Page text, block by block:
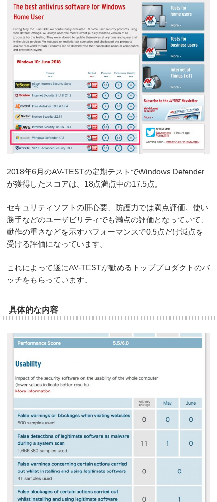
2018年6月のAV-TESTの定期テストでWindows Defender
が獲得したスコアは、18点満点中の17.5点。
セキュリティソフトの肝心要、防護力では満点評価。使い
勝手などのユーザビリティでも満点の評価となっていて、
動作の重さなどを示すパフォーマンスで0.5点だけ減点を
受ける評価になっています。
これによって遂にAV-TESTが勧めるトッププロダクトのバ
ッチをもらっています。
具体的な内容